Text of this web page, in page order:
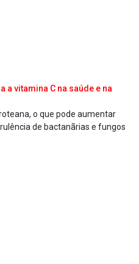
a vitamina C na saúde e na
o que pode aumentar
de bactanãrias e fungos